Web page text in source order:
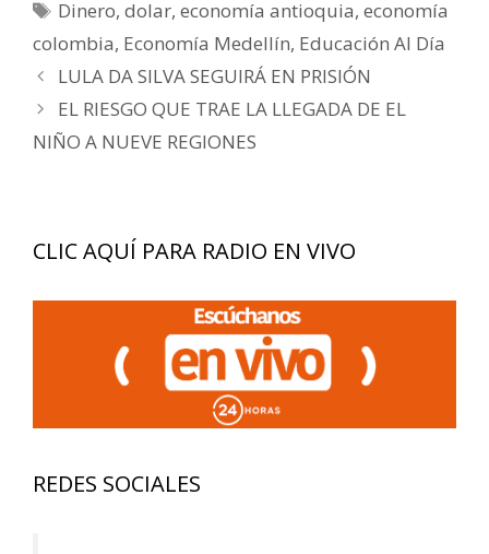
Etiquetas
Dinero,dolar,economía antioquia,economía
colombia, Economía Medellín, Educación Al Día
Navegación
de
entradas
LULA DA SILVA SEGUIRÁ EN PRISIÓN
EL RIESGO QUE TRAE LA LLEGADA DE EL
NIÑO A NUEVE REGIONES
CLIC AQUÍ PARA RADIO EN VIVO
REDES SOCIALES